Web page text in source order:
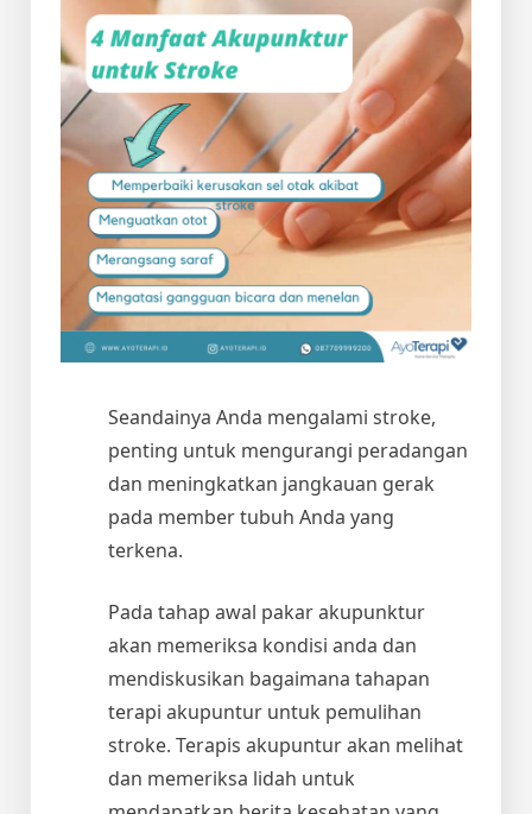
Seandainya Anda mengalami stroke,
penting untuk mengurangi peradangan
dan meningkatkan jangkauan gerak
pada member tubuh Anda yang
terkena.
Pada tahap awal pakar akupunktur
akan memeriksa kondisi anda dan
mendiskusikan bagaimana tahapan
terapi akupuntur untuk pemulihan
stroke. Terapis akupuntur akan melihat
dan memeriksa lidah untuk